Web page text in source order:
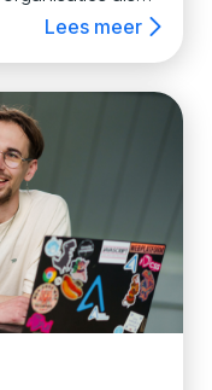
en NEVI.
en
op
of Prepr.
Lees meer